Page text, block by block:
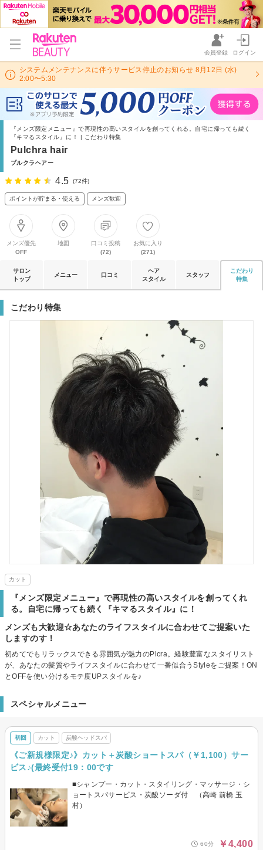
会員登録 ログイン
システムメンテナンスに伴うサービス停止のお知らせ 8月12日 (水)
2:00〜5:30
『メンズ限定メニュー』で再現性の高いスタイルを創ってくれる。自宅に帰っても続く
『キマるスタイル』に！ | こだわり特集
Pulchra hair
プルクラヘアー
4.5 (72件)
ポイントが貯まる・使える メンズ歓迎
メンズ優先
OFF
地図
口コミ投稿
(72)
お気に入り
(271)
サロン
トップ
メニュー 口コミ
ヘア
スタイル
スタッフ
こだわり
特集
こだわり特集
カット
『メンズ限定メニュー』で再現性の高いスタイルを創ってくれ
る。自宅に帰っても続く『キマるスタイル』に！
メンズも大歓迎☆あなたのライフスタイルに合わせてご提案いた
しますのす！
初めてでもリラックスできる雰囲気が魅力のPlcra。経験豊富なスタイリスト
が、あなたの髪質やライフスタイルに合わせて一番似合うStyleをご提案！ON
とOFFを使い分けるモテ度UPスタイルを♪
スペシャルメニュー
初回 カット 炭酸ヘッドスパ
《ご新規様限定♪》カット＋炭酸ショートスパ（￥1,100）サー
ビス♪(最終受付19：00です
■シャンプー・カット・スタイリング・マッサージ・シ
ョートスパサービス・炭酸ソーダ付 （高崎 前橋 玉
村）
60分 ￥4,400